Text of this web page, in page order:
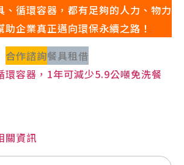
、循環容器，都有足夠的人力、物力
企業真正邁向環保永續之路！
合作諮詢餐具租借
環容器，1年可減少5.9公噸免洗餐
關資訊